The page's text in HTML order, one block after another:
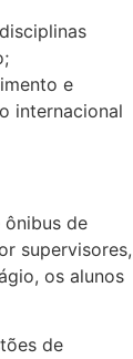
e
internacional
de
supervisores,
os alunos
de